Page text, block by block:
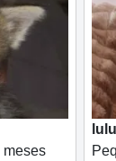
meses
lulu